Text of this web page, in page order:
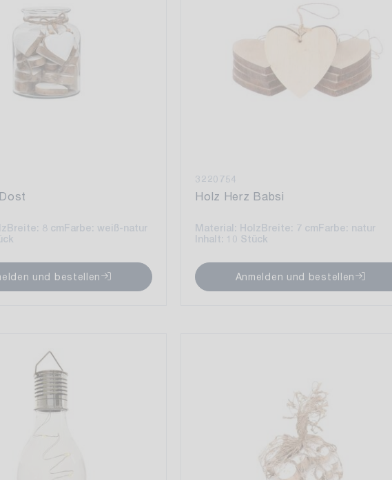
Breite: 8 cm Farbe: weiß-natur
und bestellen
3220754
Holz Herz Babsi
Material: Holz Breite: 7 cm Farbe: natur
Inhalt: 10 Stück
Anmelden und bestellen